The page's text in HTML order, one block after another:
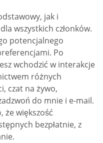
jak i
wszystkich członków.
potencjalnego
Po
wchodzić w interakcje
różnych
czat na żywo,
do mnie i e-mail.
że większość
bezpłatnie, z